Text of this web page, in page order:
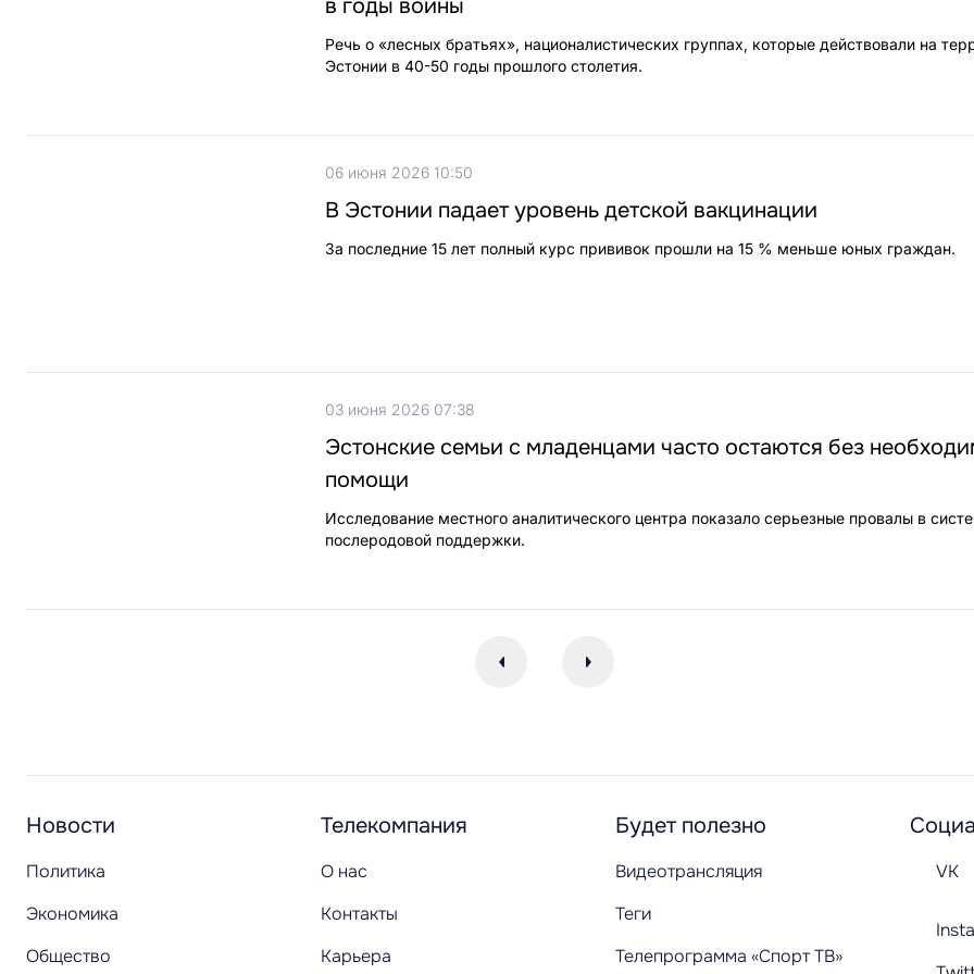
в годы войны
Речь о «лесных братьях», националистических группах, которые действовали на
Эстонии в 40-50 годы прошлого столетия.
06 июня 2026 10:50
В Эстонии падает уровень детской вакцинации
За последние 15 лет полный курс прививок прошли на 15 % меньше юных граждан.
03 июня 2026 07:38
Эстонские семьи с младенцами часто остаются без
помощи
Исследование местного аналитического центра показало серьезные провалы в
послеродовой поддержки.
Новости
Политика
Экономика
Общество
Телекомпания
О нас
Контакты
Карьера
Будет полезно
Видеотрансляция
Теги
Телепрограмма «Спорт ТВ»
VK